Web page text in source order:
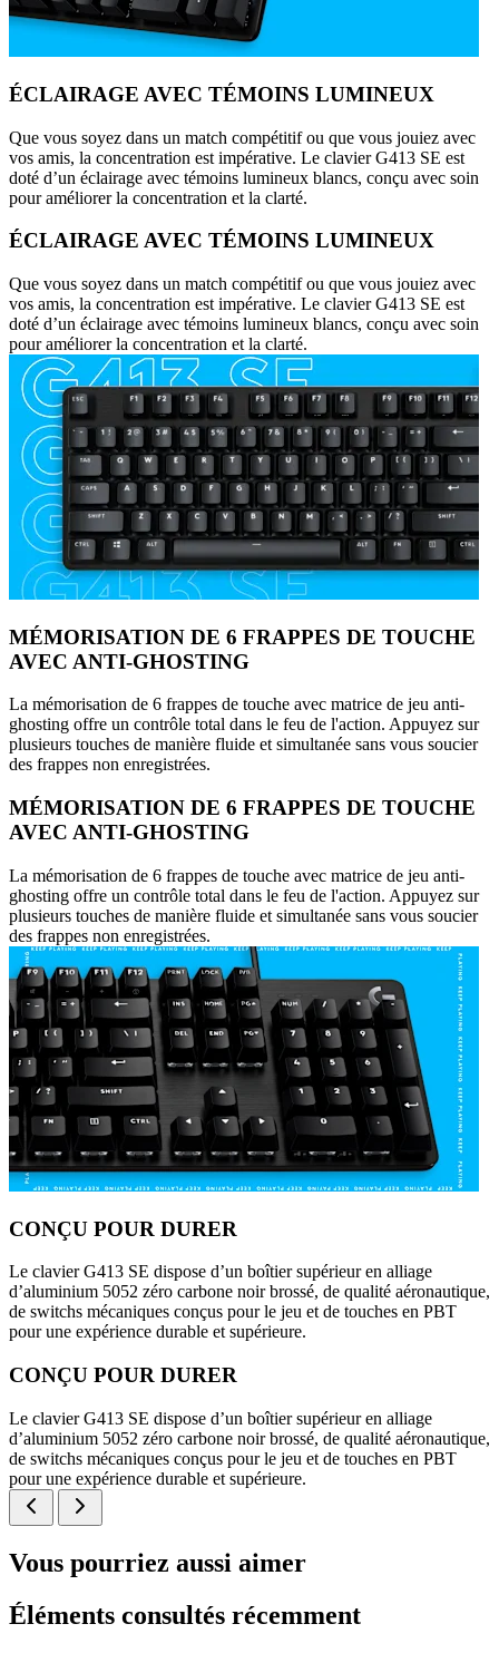
ÉCLAIRAGE AVEC TÉMOINS LUMINEUX
Que vous soyez dans un match compétitif ou que vous jouiez avec
vos amis, la concentration est impérative. Le clavier G413 SE est
doté d’un éclairage avec témoins lumineux blancs, conçu avec soin
pour améliorer la concentration et la clarté.
ÉCLAIRAGE AVEC TÉMOINS LUMINEUX
Que vous soyez dans un match compétitif ou que vous jouiez avec
vos amis, la concentration est impérative. Le clavier G413 SE est
doté d’un éclairage avec témoins lumineux blancs, conçu avec soin
pour améliorer la concentration et la clarté.
MÉMORISATION DE 6 FRAPPES DE TOUCHE
AVEC ANTI-GHOSTING
La mémorisation de 6 frappes de touche avec matrice de jeu anti-
ghosting offre un contrôle total dans le feu de l'action. Appuyez sur
plusieurs touches de manière fluide et simultanée sans vous soucier
des frappes non enregistrées.
MÉMORISATION DE 6 FRAPPES DE TOUCHE
AVEC ANTI-GHOSTING
La mémorisation de 6 frappes de touche avec matrice de jeu anti-
ghosting offre un contrôle total dans le feu de l'action. Appuyez sur
plusieurs touches de manière fluide et simultanée sans vous soucier
des frappes non enregistrées.
CONÇU POUR DURER
Le clavier G413 SE dispose d’un boîtier supérieur en alliage
d’aluminium 5052 zéro carbone noir brossé, de qualité aéronautique,
de switchs mécaniques conçus pour le jeu et de touches en PBT
pour une expérience durable et supérieure.
CONÇU POUR DURER
Le clavier G413 SE dispose d’un boîtier supérieur en alliage
d’aluminium 5052 zéro carbone noir brossé, de qualité aéronautique,
de switchs mécaniques conçus pour le jeu et de touches en PBT
pour une expérience durable et supérieure.
Vous pourriez aussi aimer
Éléments consultés récemment